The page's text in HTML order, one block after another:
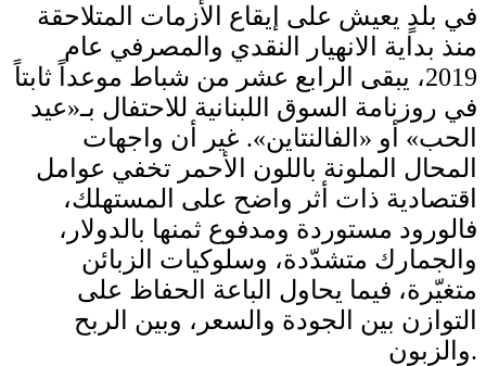
في بلدٍ يعيش على إيقاع الأزمات المتلاحقة
منذ بداية الانهيار النقدي والمصرفي عام
2019، يبقى الرابع عشر من شباط موعداً ثابتاً
في روزنامة السوق اللبنانية للاحتفال بـ«عيد
الحب» أو «الفالنتاين». غير أن واجهات
المحال الملونة باللون الأحمر تخفي عوامل
اقتصادية ذات أثر واضح على المستهلك،
فالورود مستوردة ومدفوع ثمنها بالدولار،
والجمارك متشدّدة، وسلوكيات الزبائن
متغيّرة، فيما يحاول الباعة الحفاظ على
التوازن بين الجودة والسعر، وبين الربح
والزبون.